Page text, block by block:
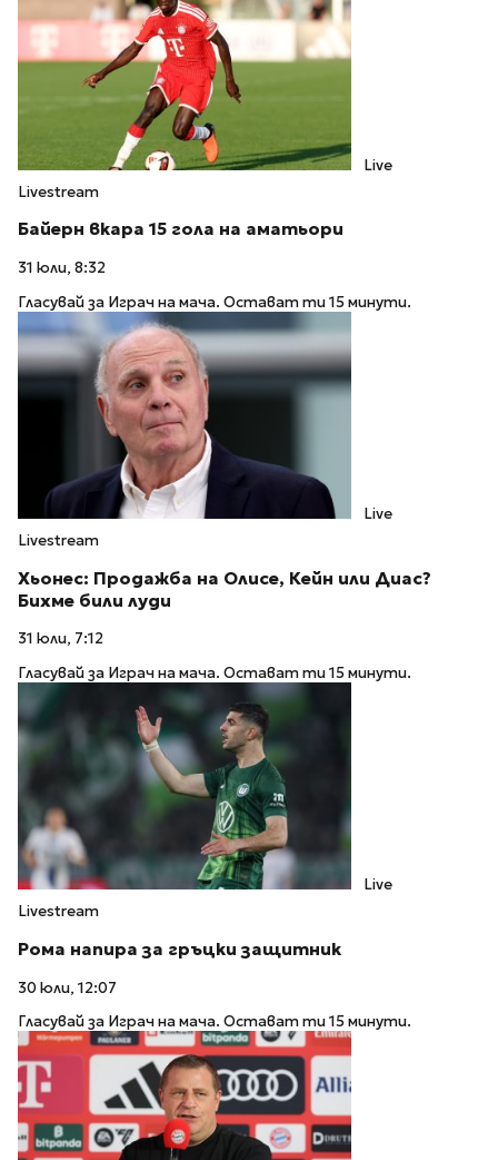
Live
Livestream
Байерн вкара 15 гола на аматьори
31 юли, 8:32
Гласувай за Играч на мача. Остават ти 15 минути.
Live
Livestream
Хьонес: Продажба на Олисе, Кейн или Диас?
Бихме били луди
31 юли, 7:12
Гласувай за Играч на мача. Остават ти 15 минути.
Live
Livestream
Рома напира за гръцки защитник
30 юли, 12:07
Гласувай за Играч на мача. Остават ти 15 минути.